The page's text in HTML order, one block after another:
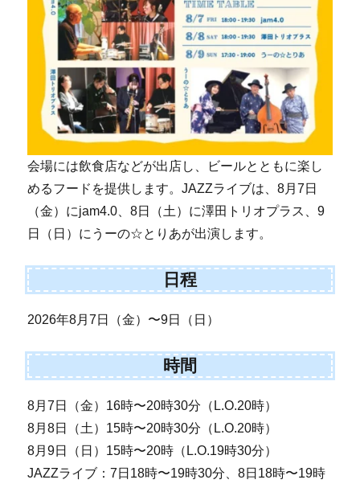
会場には飲食店などが出店し、ビールとともに楽し
めるフードを提供します。JAZZライブは、8月7日
（金）にjam4.0、8日（土）に澤田トリオプラス、9
日（日）にうーの☆とりあが出演します。
日程
2026年8月7日（金）〜9日（日）
時間
8月7日（金）16時〜20時30分（L.O.20時）
8月8日（土）15時〜20時30分（L.O.20時）
8月9日（日）15時〜20時（L.O.19時30分）
JAZZライブ：7日18時〜19時30分、8日18時〜19時